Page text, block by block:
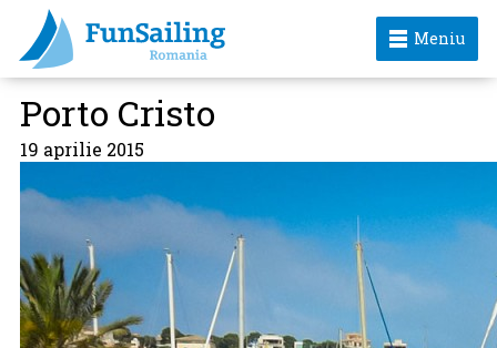
Meniu
Porto Cristo
19 aprilie 2015